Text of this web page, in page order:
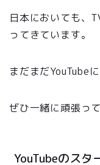
日本においても、
ってきています。
まだまだYouTube
ぜひ一緒に頑張っ
YouTubeのスタ